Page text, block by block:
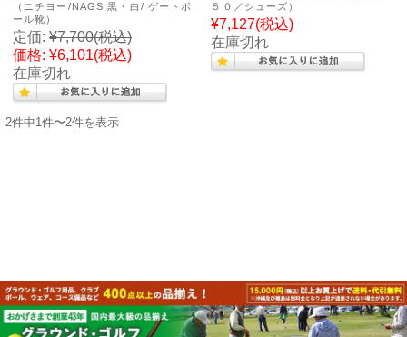
（ニチヨー/NAGS 黒・白/ ゲートボ
ール靴）
定価: ¥7,700(税込)
価格: ¥6,101(税込)
在庫切れ
５０／シューズ）
¥7,127(税込)
在庫切れ
2件中1件〜2件を表示